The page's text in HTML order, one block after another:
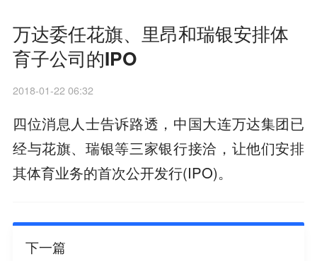
万达委任花旗、里昂和瑞银安排体
育子公司的IPO
2018-01-22 06:32
四位消息人士告诉路透，中国大连万达集团已
经与花旗、瑞银等三家银行接洽，让他们安排
其体育业务的首次公开发行(IPO)。
下一篇